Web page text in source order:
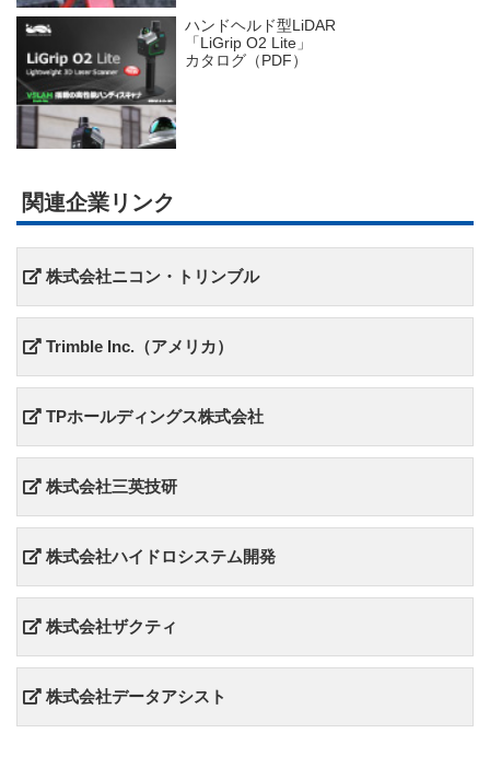
ハンドヘルド型LiDAR
「LiGrip O2 Lite」
カタログ（PDF）
関連企業リンク
株式会社ニコン・トリンブル
Trimble Inc.（アメリカ）
TPホールディングス株式会社
株式会社三英技研
株式会社ハイドロシステム開発
株式会社ザクティ
株式会社データアシスト